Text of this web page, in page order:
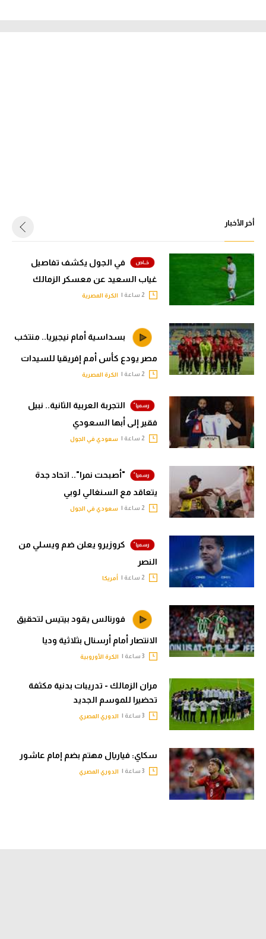
أخر الأخبار
في الجول يكشف تفاصيل
غياب السعيد عن معسكر الزمالك
الكرة المصرية
بسداسية أمام نيجيريا.. منتخب
مصر يودع كأس أمم إفريقيا للسيدات
الكرة المصرية
التجربة العربية الثانية.. نبيل
فقير إلى أبها السعودي
سعودي في الجول
"أصبحت نمرا".. اتحاد جدة
يتعاقد مع السنغالي لوبي
سعودي في الجول
كروزيرو يعلن ضم ويسلي من
النصر
أمريكا
فورنالس يقود بيتيس لتحقيق
الانتصار أمام أرسنال بثلاثية وديا
الكرة الأوروبية
مران الزمالك - تدريبات بدنية مكثفة
تحضيرا للموسم الجديد
الدوري المصري
سكاي: فياريال مهتم بضم إمام عاشور
الدوري المصري